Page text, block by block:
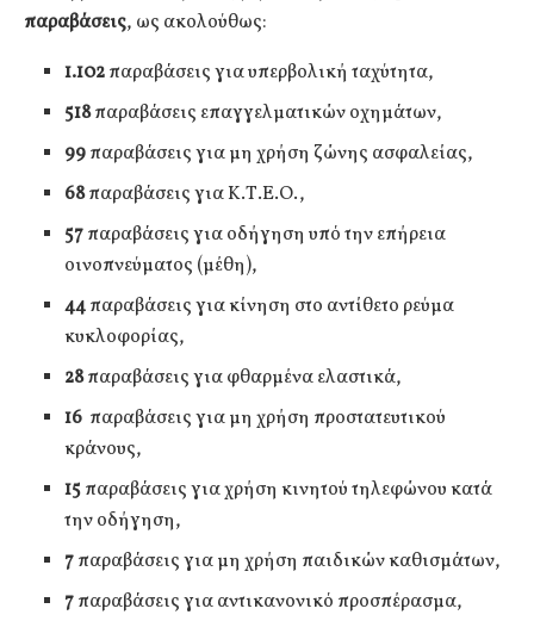
παραβάσεις, ως ακολούθως:
1.102παραβάσεις για υπερβολική ταχύτητα,
518παραβάσεις επαγγελματικών οχημάτων,
99παραβάσεις για μη χρήση ζώνης ασφαλείας,
68παραβάσεις για Κ.Τ.Ε.Ο.,
57παραβάσεις για οδήγηση υπό την επήρεια
οινοπνεύματος (μέθη),
44παραβάσεις για κίνηση στο αντίθετο ρεύμα
κυκλοφορίας,
28παραβάσεις για φθαρμένα ελαστικά,
16 παραβάσεις για μη χρήση προστατευτικού
κράνους,
15παραβάσεις για χρήση κινητού τηλεφώνου κατά
την οδήγηση,
7παραβάσεις για μη χρήση παιδικών καθισμάτων,
7παραβάσεις για αντικανονικό προσπέρασμα,